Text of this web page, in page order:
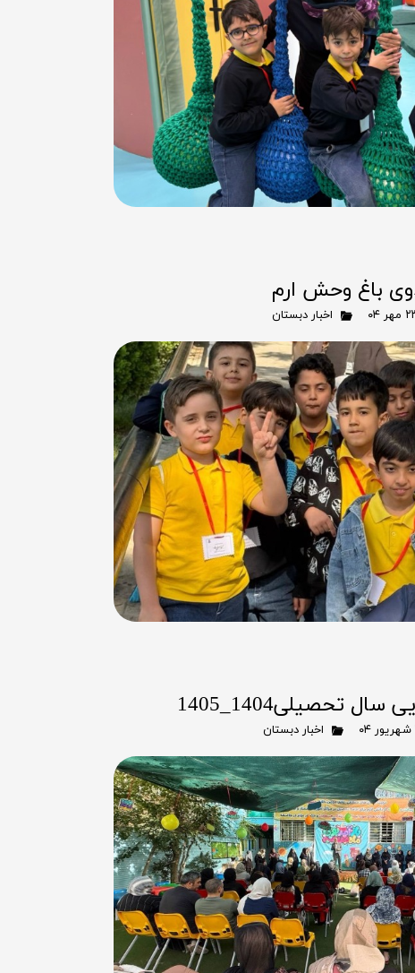
باغ وحش ارم
۰۴ اخبار دبستان
تحصیلی1404_1405
اخبار دبستان